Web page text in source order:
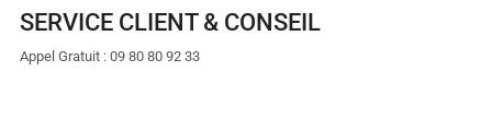
SERVICE CLIENT & CONSEIL
Appel Gratuit : 09 80 80 92 33